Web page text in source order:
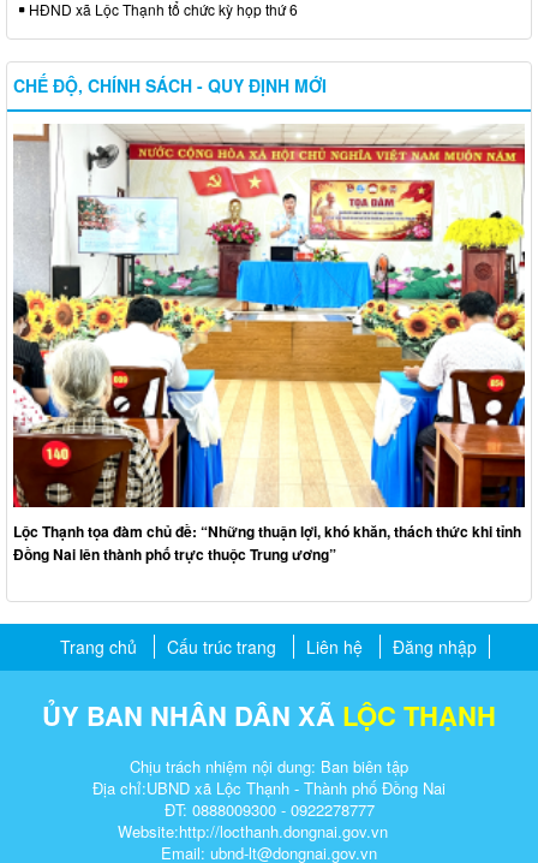
HĐND xã Lộc Thạnh tổ chức kỳ họp thứ 6
CHẾ ĐỘ, CHÍNH SÁCH - QUY ĐỊNH MỚI
Lộc Thạnh tọa đàm chủ đề: “Những thuận lợi, khó khăn, thách thức khi tỉnh
Đồng Nai lên thành phố trực thuộc Trung ương”
Trang chủ Cấu trúc trang Liên hệ Đăng nhập
ỦY BAN NHÂN DÂN XÃ LỘC THẠNH
Chịu trách nhiệm nội dung: Ban biên tập
Địa chỉ:UBND xã Lộc Thạnh - Thành phố Đồng Nai
ĐT: 0888009300 - 0922278777
Website:http://locthanh.dongnai.gov.vn
Email: ubnd-lt@dongnai.gov.vn​